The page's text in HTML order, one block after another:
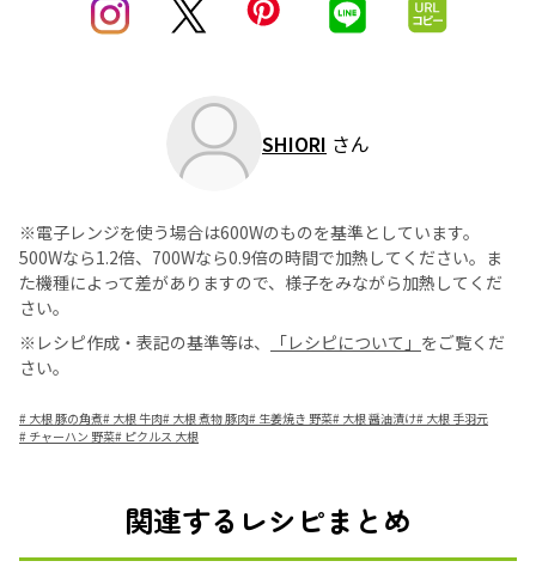
SHIORI さん
※電子レンジを使う場合は600Wのものを基準としています。
500Wなら1.2倍、700Wなら0.9倍の時間で加熱してください。ま
た機種によって差がありますので、様子をみながら加熱してくだ
さい。
※レシピ作成・表記の基準等は、
「レシピについて」 をご覧くだ
さい。
# 大根 豚の角煮# 大根 牛肉# 大根 煮物 豚肉# 生姜焼き 野菜# 大根 醤油漬け# 大根 手羽元
# チャーハン 野菜# ピクルス 大根
関連するレシピまとめ